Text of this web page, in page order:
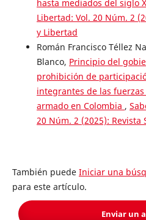
hasta mediados del siglo
Libertad: Vol. 20 Núm. 2
y Libertad
Román Francisco Téllez
Blanco, Principio del
prohibición de
integrantes de las
armado en Colombia ,
20 Núm. 2 (2025): Revista
También puede Iniciar una
para este artículo.
Enviar un